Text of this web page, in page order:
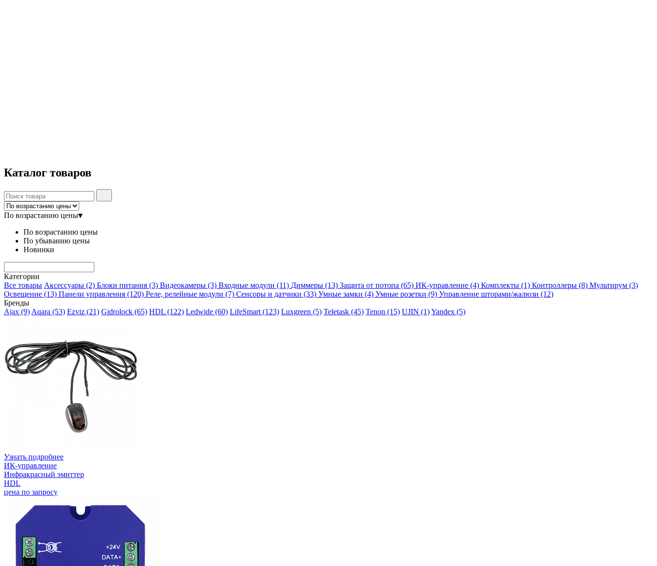
Каталог товаров
По возрастанию цены▾
По возрастанию цены
По убыванию цены
Новинки
Категории
Все товары Аксессуары (2) Блоки питания (3) Видеокамеры (3) Входные модули (11) Диммеры (13) Защита от потопа (65) ИК-управление (4) Комплекты (1) Контроллеры (8) Мультирум (3)
Освещение (13) Панели управления (120) Реле, релейные модули (7) Сенсоры и датчики (33) Умные замки (4) Умные розетки (9) Управление шторами/жалюзи (12)
Бренды
Ajax (9) Aqara (53) Ezviz (21) Gidrolock (65) HDL (122) Ledwide (60) LifeSmart (123) Luxgreen (5) Teletask (45) Tenon (15) UJIN (1)Yandex (5)
Узнать подробнее
ИК-управление
Инфракрасный эмиттер
HDL
цена по запросу